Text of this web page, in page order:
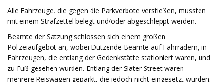
Alle Fahrzeuge, die gegen die Parkverbote verstießen, mussten
mit einem Strafzettel belegt und/oder abgeschleppt werden.
Beamte der Satzung schlossen sich einem großen
Polizeiaufgebot an, wobei Dutzende Beamte auf Fahrrädern, in
Fahrzeugen, die entlang der Gedenkstätte stationiert waren, und
zu Fuß gesehen wurden. Entlang der Slater Street waren
mehrere Reiswagen geparkt, die jedoch nicht eingesetzt wurden.